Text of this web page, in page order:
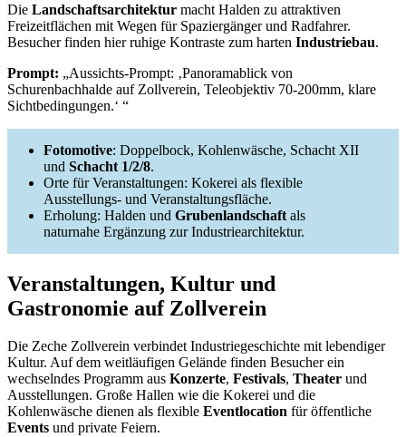
Die Landschaftsarchitektur macht Halden zu attraktiven
Freizeitflächen mit Wegen für Spaziergänger und Radfahrer.
Besucher finden hier ruhige Kontraste zum harten Industriebau.
Prompt: „Aussichts-Prompt: ‚Panoramablick von
Schurenbachhalde auf Zollverein, Teleobjektiv 70-200mm, klare
Sichtbedingungen.‘ “
Fotomotive: Doppelbock, Kohlenwäsche, Schacht XII
und Schacht 1/2/8.
Orte für Veranstaltungen: Kokerei als flexible
Ausstellungs- und Veranstaltungsfläche.
Erholung: Halden und Grubenlandschaft als
naturnahe Ergänzung zur Industriearchitektur.
Veranstaltungen, Kultur und
Gastronomie auf Zollverein
Die Zeche Zollverein verbindet Industriegeschichte mit lebendiger
Kultur. Auf dem weitläufigen Gelände finden Besucher ein
wechselndes Programm aus Konzerte, Festivals, Theater und
Ausstellungen. Große Hallen wie die Kokerei und die
Kohlenwäsche dienen als flexible Eventlocation für öffentliche
Events und private Feiern.